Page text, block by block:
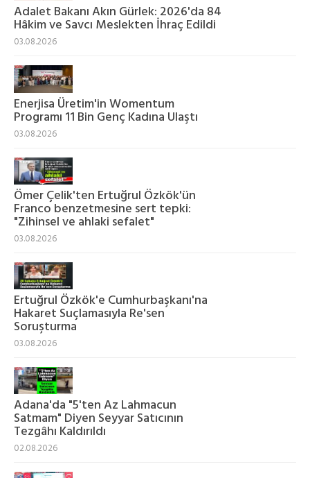
Adalet Bakanı Akın Gürlek: 2026'da 84
Hâkim ve Savcı Meslekten İhraç Edildi
03.08.2026
Enerjisa Üretim'in Womentum
Programı 11 Bin Genç Kadına Ulaştı
03.08.2026
Ömer Çelik'ten Ertuğrul Özkök'ün
Franco benzetmesine sert tepki:
"Zihinsel ve ahlaki sefalet"
03.08.2026
Ertuğrul Özkök'e Cumhurbaşkanı'na
Hakaret Suçlamasıyla Re'sen
Soruşturma
03.08.2026
Adana'da "5'ten Az Lahmacun
Satmam" Diyen Seyyar Satıcının
Tezgâhı Kaldırıldı
02.08.2026